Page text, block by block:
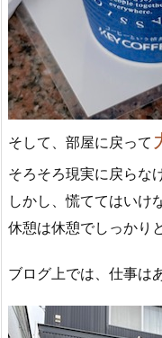
そして、部屋に戻って
そろそろ現実に戻らな
しかし、慌ててはいけ
休憩は休憩でしっかり
ブログ上では、仕事は